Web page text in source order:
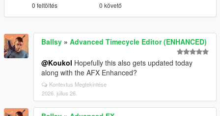
0 feltöltés 0 követő
Ballsy » Advanced Timecycle Editor (ENHANCED)
@Koukol Hopefully this also gets updated today
along with the AFX Enhanced?
Kontextus Megtekintése
2026. július 26.